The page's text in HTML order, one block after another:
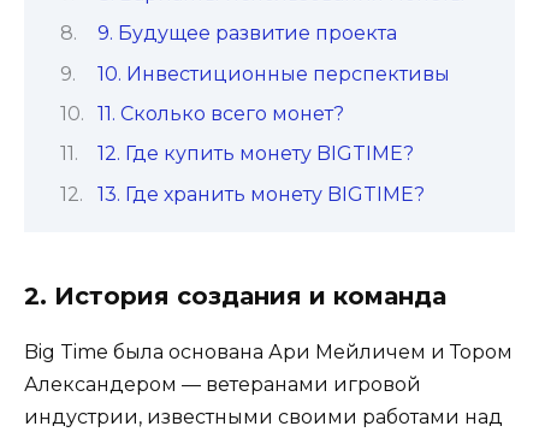
9. Будущее развитие проекта
10. Инвестиционные перспективы
11. Сколько всего монет?
12. Где купить монету BIGTIME?
13. Где хранить монету BIGTIME?
2. История создания и команда
Big Time была основана Ари Мейличем и Тором
Александером — ветеранами игровой
индустрии, известными своими работами над